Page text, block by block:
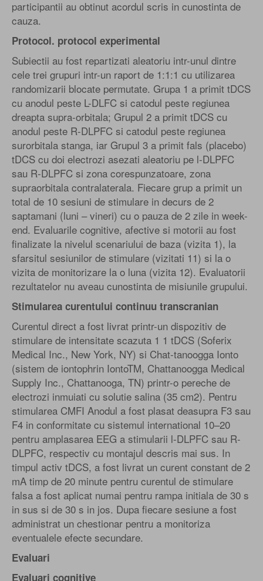
participantii au obtinut acordul scris in cunostinta de
cauza.
Protocol. protocol experimental
Subiectii au fost repartizati aleatoriu intr-unul dintre
cele trei grupuri intr-un raport de 1:1:1 cu utilizarea
randomizarii blocate permutate. Grupa 1 a primit tDCS
cu anodul peste L-DLFC si catodul peste regiunea
dreapta supra-orbitala; Grupul 2 a primit tDCS cu
anodul peste R-DLPFC si catodul peste regiunea
surorbitala stanga, iar Grupul 3 a primit fals (placebo)
tDCS cu doi electrozi asezati aleatoriu pe l-DLPFC
sau R-DLPFC si zona corespunzatoare, zona
supraorbitala contralaterala. Fiecare grup a primit un
total de 10 sesiuni de stimulare in decurs de 2
saptamani (luni – vineri) cu o pauza de 2 zile in week-
end. Evaluarile cognitive, afective si motorii au fost
finalizate la nivelul scenariului de baza (vizita 1), la
sfarsitul sesiunilor de stimulare (vizitati 11) si la o
vizita de monitorizare la o luna (vizita 12). Evaluatorii
rezultatelor nu aveau cunostinta de misiunile grupului.
Stimularea curentului continuu transcranian
Curentul direct a fost livrat printr-un dispozitiv de
stimulare de intensitate scazuta 1 1 tDCS (Soferix
Medical Inc., New York, NY) si Chat-tanoogga Ionto
(sistem de iontophrin IontoTM, Chattanoogga Medical
Supply Inc., Chattanooga, TN) printr-o pereche de
electrozi inmuiati cu solutie salina (35 cm2). Pentru
stimularea CMFI Anodul a fost plasat deasupra F3 sau
F4 in conformitate cu sistemul international 10–20
pentru amplasarea EEG a stimularii l-DLPFC sau R-
DLPFC, respectiv cu montajul descris mai sus. In
timpul activ tDCS, a fost livrat un curent constant de 2
mA timp de 20 minute pentru curentul de stimulare
falsa a fost aplicat numai pentru rampa initiala de 30 s
in sus si de 30 s in jos. Dupa fiecare sesiune a fost
administrat un chestionar pentru a monitoriza
eventualele efecte secundare.
Evaluari
Evaluari cognitive